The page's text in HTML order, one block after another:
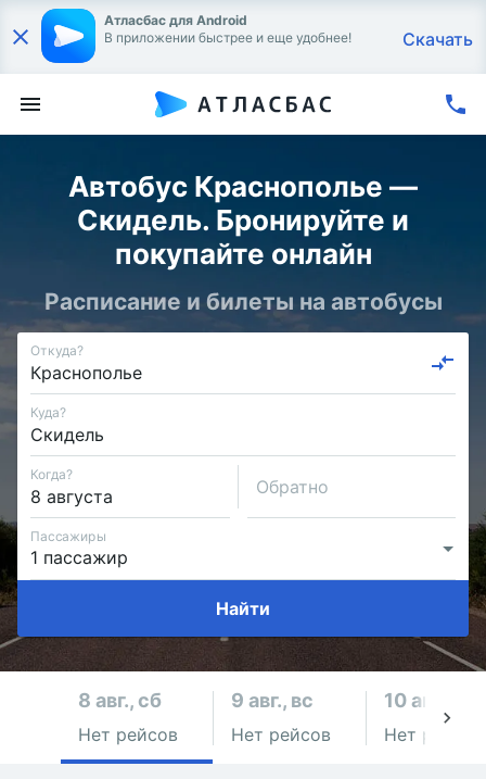
Атласбас для Android
В приложении быстрее и еще удобнее!
Скачать
Автобус Краснополье —
Скидель. Бронируйте и
покупайте онлайн
Расписание и билеты на автобусы
Откуда?
Куда?
Когда?
Обратно
Пассажиры
Найти
8 авг., сб
Нет рейсов
9 авг., вс
Нет рейсов
10 авг., пн
Нет рейсов